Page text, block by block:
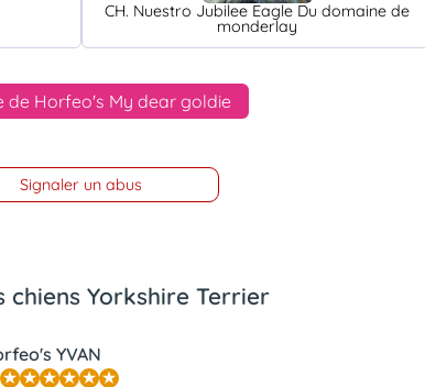
CH. Nuestro Jubilee Eagle Du domaine de
monderlay
de Horfeo's My dear goldie
Signaler un abus
chiens Yorkshire Terrier
YVAN